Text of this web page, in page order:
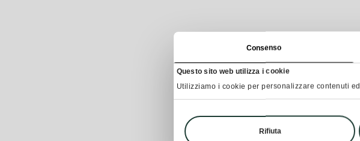
Consenso
Questo sito web utilizza i cookie
Utilizziamo i cookie per personalizzare contenuti
Rifiuta